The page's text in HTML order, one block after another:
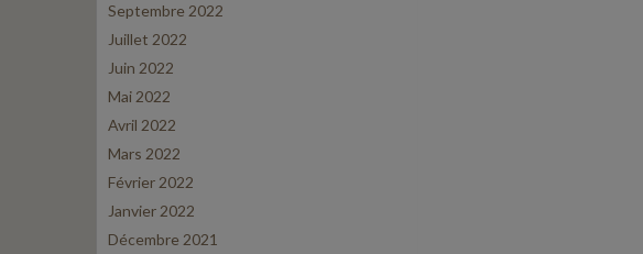
Septembre 2022
Juillet 2022
Juin 2022
Mai 2022
Avril 2022
Mars 2022
Février 2022
Janvier 2022
Décembre 2021